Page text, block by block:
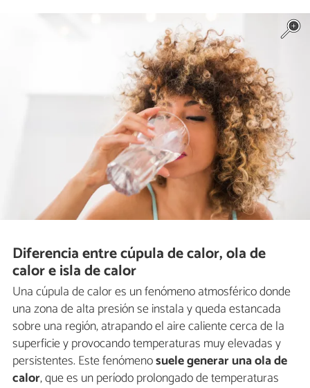
Diferencia entre cúpula de calor, ola de
calor e isla de calor
Una cúpula de calor es un fenómeno atmosférico donde
una zona de alta presión se instala y queda estancada
sobre una región, atrapando el aire caliente cerca de la
superficie y provocando temperaturas muy elevadas y
persistentes. Este fenómenosuele generar una ola de
calor, que es un período prolongado de temperaturas